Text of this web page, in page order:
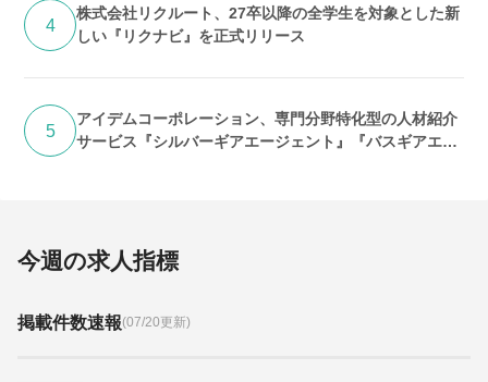
4
株式会社リクルート、27卒以降の全学生を対象とした新
しい『リクナビ』を正式リリース
5
アイデムコーポレーション、専門分野特化型の人材紹介
サービス『シルバーギアエージェント』『バスギアエー
今週の求人指標
掲載件数速報(07/20更新)